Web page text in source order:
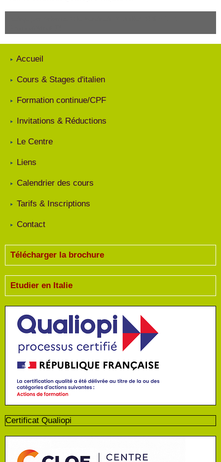
Accueil
Cours & Stages d'italien
Formation continue/CPF
Invitations & Réductions
Le Centre
Liens
Calendrier des cours
Tarifs & Inscriptions
Contact
Télécharger la brochure
Etudier en Italie
Certificat Qualiopi